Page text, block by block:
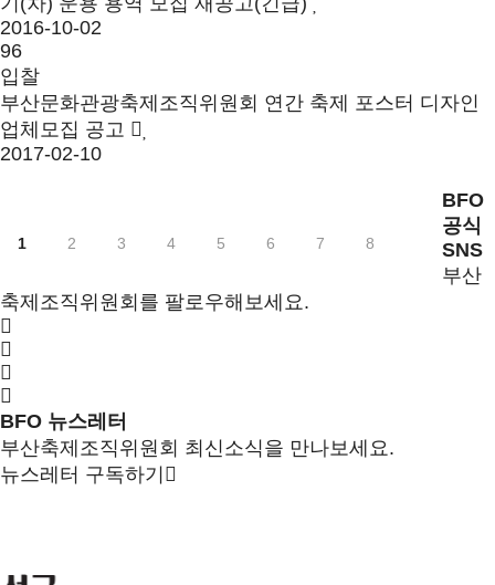
2016-10-02
96
입찰
부산문화관광축제조직위원회 연간 축제 포스터 디자인
업체모집 공고
2017-02-10
1 2 3 4 5 6 7 8
BFO
공식
SNS
부산
축제조직위원회를 팔로우해보세요.
BFO 뉴스레터
부산축제조직위원회 최신소식을 만나보세요.
뉴스레터 구독하기